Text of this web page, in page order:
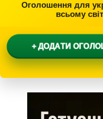
Оголошення для
всьому
+ ДОДАТИ